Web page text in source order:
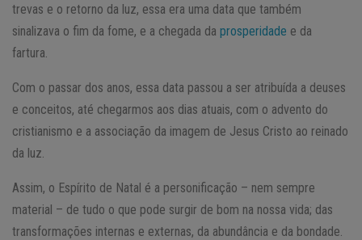
trevas e o retorno da luz, essa era uma data que também
sinalizava o fim da fome, e a chegada da prosperidade e da
fartura.
Com o passar dos anos, essa data passou a ser atribuída a deuses
e conceitos, até chegarmos aos dias atuais, com o advento do
cristianismo e a associação da imagem de Jesus Cristo ao reinado
da luz.
Assim, o Espírito de Natal é a personificação – nem sempre
material – de tudo o que pode surgir de bom na nossa vida; das
transformações internas e externas, da abundância e da bondade.